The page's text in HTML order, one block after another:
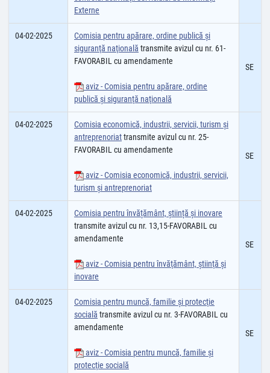
Externe
04-02-2025
Comisia pentru apărare, ordine publică şi
siguranţă naţională transmite avizul cu nr. 61-
FAVORABIL cu amendamente
aviz - Comisia pentru apărare, ordine
publică şi siguranţă naţională
SE
04-02-2025
Comisia economică, industrii, servicii, turism și
antreprenoriattransmite avizul cu nr. 25-
FAVORABIL cu amendamente
aviz - Comisia economică, industrii, servicii,
turism şi antreprenoriat
SE
04-02-2025
Comisia pentru învățământ, știință și inovare
transmite avizul cu nr. 13,15-FAVORABIL cu
amendamente
aviz - Comisia pentru învăţământ, ştiinţă şi
inovare
SE
04-02-2025
Comisia pentru muncă, familie şi protecţie
socială transmite avizul cu nr. 3-FAVORABIL cu
amendamente
aviz - Comisia pentru muncă, familie şi
protecţie socială
SE